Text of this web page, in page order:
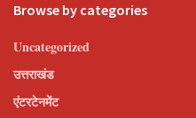
Browse by categories
Uncategorized
उत्तराखंड
एंटरटेनमेंट